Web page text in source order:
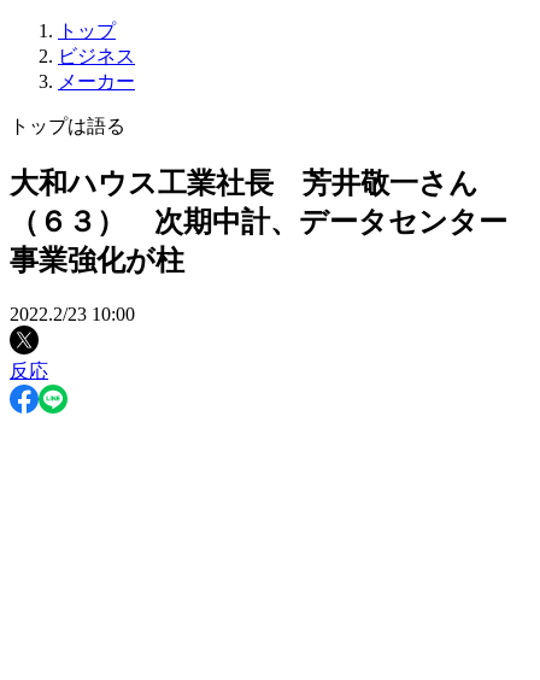
トップ
ビジネス
メーカー
トップは語る
大和ハウス工業社長 芳井敬一さん
（６３） 次期中計、データセンター
事業強化が柱
2022.2/23 10:00
反応